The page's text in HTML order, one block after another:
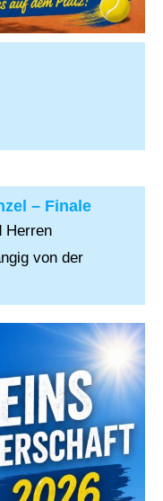
– Finale
Herren
von der